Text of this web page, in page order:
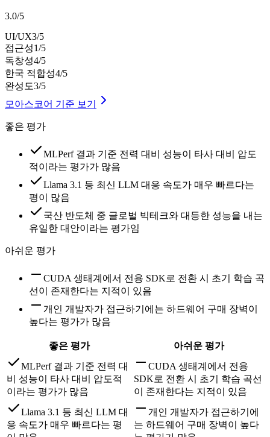
3.0/5
UI/UX3/5
접근성1/5
독창성4/5
한국 적합성4/5
완성도3/5
모아스코어 기준 보기
좋은 평가
MLPerf 결과 기준 전력 대비 성능이 타사 대비 압도
적이라는 평가가 많음
Llama 3.1 등 최신 LLM 대응 속도가 매우 빠르다는
평이 많음
국산 반도체 중 글로벌 빅테크와 대등한 성능을 내는
유일한 대안이라는 평가임
아쉬운 평가
CUDA 생태계에서 전용 SDK로 전환 시 초기 학습 곡
선이 존재한다는 지적이 있음
개인 개발자가 접근하기에는 하드웨어 구매 장벽이
높다는 평가가 많음
좋은 평가
아쉬운 평가
MLPerf 결과 기준 전력 대
비 성능이 타사 대비 압도적
이라는 평가가 많음
CUDA 생태계에서 전용
SDK로 전환 시 초기 학습 곡선
이 존재한다는 지적이 있음
Llama 3.1 등 최신 LLM 대
응 속도가 매우 빠르다는 평
개인 개발자가 접근하기에
는 하드웨어 구매 장벽이 높다